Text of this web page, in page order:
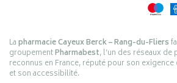
Lapharmacie Cayeux Berck – Rang-du-Fliers
groupementPharmabest, l’un des réseaux
reconnus en France, réputé pour son
et son accessibilité.